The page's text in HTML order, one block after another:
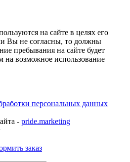
на сайте в целях его
Вы не согласны, то должны
пребывания на сайте будет
на возможное использование
персональных данных
- pride.marketing
заказ